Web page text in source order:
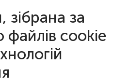
зібрана за
cookie